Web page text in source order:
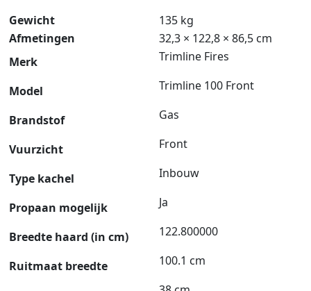
Gewicht
135 kg
Afmetingen
32,3 × 122,8 × 86,5 cm
Merk
Trimline Fires
Model Trimline 100 Front
Brandstof Gas
Vuurzicht Front
Type kachel Inbouw
Propaan mogelijk Ja
Breedte haard (in cm) 122.800000
Ruitmaat breedte 100.1 cm